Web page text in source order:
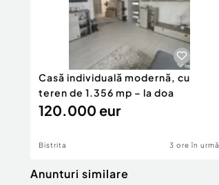
Casă individuală modernă, cu
teren de 1.356 mp – la doa
120.000 eur
Bistrita 3 ore în urmă
Anunturi similare